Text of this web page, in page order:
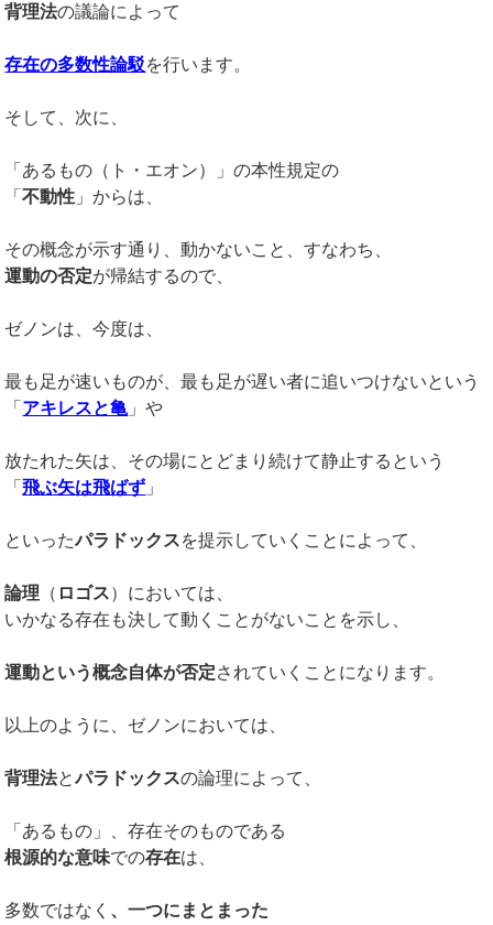
背理法の議論によって
存在の多数性論駁を行います。
そして、次に、
「あるもの（ト・エオン）」の本性規定の
「不動性 」からは、
その概念が示す通り、動かないこと、すなわち、
運動の否定が帰結するので、
ゼノンは、今度は、
最も足が速いものが、最も足が遅い者に追いつけないという
「 アキレスと亀 」や
放たれた矢は、その場にとどまり続けて静止するという
「飛ぶ矢は飛ばず 」
といったパラドックスを提示していくことによって、
論理 （ ロゴス）においては、
いかなる存在も決して動くことがないことを示し、
運動という概念自体が否定されていくことになります。
以上のように、ゼノンにおいては、
背理法とパラドックスの論理によって、
「あるもの」、存在そのものである
根源的な意味での存在は、
多数ではなく 、一つにまとまった